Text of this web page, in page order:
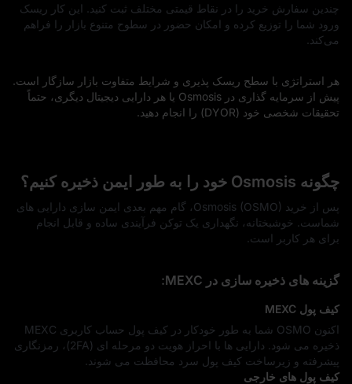
چندین سفارش خرید را در نقاط قیمتی مختلف ثبت کنید. این کار ریسک
ورود شما را توزیع کرده و امکان حضور در سطوح متنوع بازار را فراهم
می‌کند.
هر استراتژی با سطح ریسک‌ پذیری و شرایط متفاوت بازار سازگار است.
پیش از سرمایه‌ گذاری در Osmosis یا هر دارایی دیجیتال دیگری، حتماً
تحقیقات شخصی خود (DYOR) را انجام دهید.
چگونه Osmosis خود را به طور ایمن ذخیره کنیم؟
پس از خرید Osmosis (OSMO)، گام مهم بعدی ایمن‌ سازی دارایی‌ های
شماست. خوشبختانه، نگهداری یک توکن فرآیندی ساده و قابل انجام
برای هر کاربر است.
گزینه‌ های ذخیره‌ سازی در MEXC:
کیف پول MEXC
اکنون OSMO شما به‌ طور خودکار در کیف‌ پول حساب کاربری MEXC
ذخیره می‌ شود. دارایی‌ ها با احراز هویت دو مرحله‌ ای (2FA)، رمزنگاری
پیشرفته و زیرساخت کیف‌ پول سرد محافظت می‌ شوند.
کیف پول‌ های خارجی